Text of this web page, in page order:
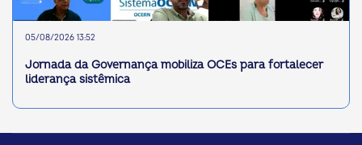
05/08/2026 13:52
Jornada da Governança mobiliza OCEs para fortalecer
liderança sistêmica